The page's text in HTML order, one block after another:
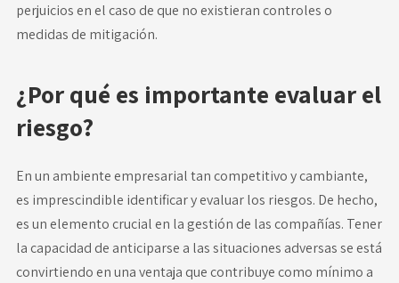
perjuicios en el caso de que no existieran controles o
medidas de mitigación.
¿Por qué es importante evaluar el
riesgo?
En un ambiente empresarial tan competitivo y cambiante,
es imprescindible identificar y evaluar los riesgos. De hecho,
es un elemento crucial en la gestión de las compañías. Tener
la capacidad de anticiparse a las situaciones adversas se está
convirtiendo en una ventaja que contribuye como mínimo a